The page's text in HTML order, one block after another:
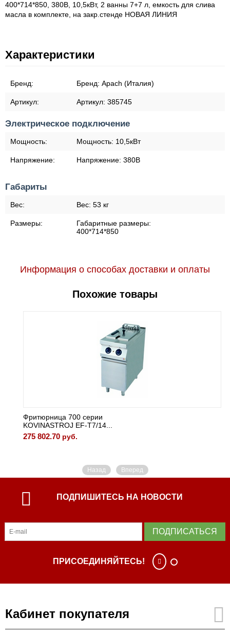
400*714*850, 380В, 10,5кВт, 2 ванны 7+7 л, емкость для слива
масла в комплекте, на закр.стенде НОВАЯ ЛИНИЯ
Характеристики
Бренд: Бренд: Apach (Италия)
Артикул: Артикул: 385745
Электрическое подключение
Мощность: Мощность: 10,5кВт
Напряжение: Напряжение: 380В
Габариты
Вес: Вес: 53 кг
Размеры:
Габаритные размеры:
400*714*850
Информация о способах доставки и оплаты
Похожие товары
Фритюрница 700 серии
KOVINASTROJ EF-T7/14...
275 802.70 руб.
Назад Вперед
ПОДПИШИТЕСЬ НА НОВОСТИ
ПОДПИСАТЬСЯ
ПРИСОЕДИНЯЙТЕСЬ!
Кабинет покупателя